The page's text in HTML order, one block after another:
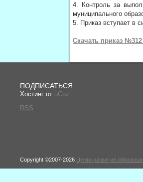
4. Контроль за
муниципального
5. Приказ вступает в
Скачать приказ №312
ПОДПИСАТЬСЯ
Хостинг от uCoz
RSS
Copyright ©2007-2026 Центр развития